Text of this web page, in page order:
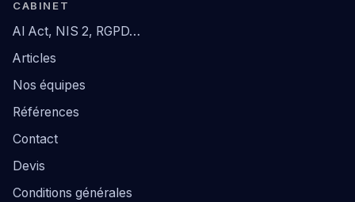
CABINET
AI Act, NIS 2, RGPD…
Articles
Nos équipes
Références
Contact
Devis
Conditions générales